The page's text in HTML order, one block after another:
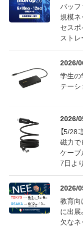
バッフ
規模
セスポ
スト
2026/
学生の
テー
2026/
【5/28
磁力で
ケーブ
7日よ
2026/
教育向
に出
欠な